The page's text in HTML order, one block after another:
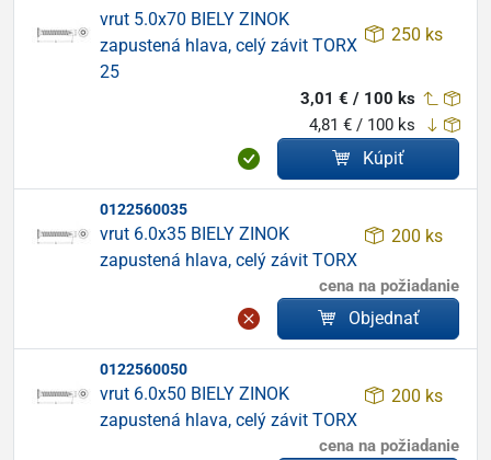
vrut 5.0x70 BIELY ZINOK
zapustená hlava, celý závit TORX
25
250 ks
3,01 € / 100 ks
4,81 € / 100 ks
Kúpiť
0122560035
vrut 6.0x35 BIELY ZINOK
zapustená hlava, celý závit TORX
200 ks
cena na požiadanie
Objednať
0122560050
vrut 6.0x50 BIELY ZINOK
zapustená hlava, celý závit TORX
200 ks
cena na požiadanie